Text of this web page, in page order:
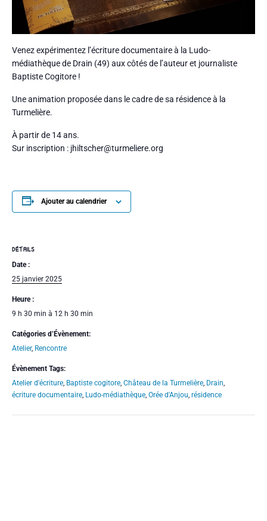
Venez expérimentez l’écriture documentaire à la Ludo-
médiathèque de Drain (49) aux côtés de l’auteur et journaliste
Baptiste Cogitore !
Une animation proposée dans le cadre de sa résidence à la
Turmelière.
À partir de 14 ans.
Sur inscription : jhiltscher@turmeliere.org
Ajouter au calendrier
DÉTAILS
Date :
25 janvier 2025
Heure :
9 h 30 min à 12 h 30 min
Catégories d’Évènement:
Atelier, Rencontre
Évènement Tags:
Atelier d'écriture, Baptiste cogitore, Château de la Turmelière, Drain,
écriture documentaire, Ludo-médiathèque, Orée d'Anjou, résidence